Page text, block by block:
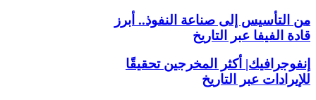
من التأسيس إلى صناعة النفوذ.. أبرز
قادة الفيفا عبر التاريخ
إنفوجرافيك| أكثر المخرجين تحقيقًا
للإيرادات عبر التاريخ